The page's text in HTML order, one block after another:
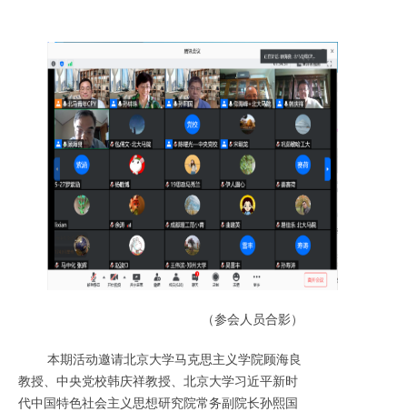
（参会人员合影）
本期活动邀请北京大学马克思主义学院顾海良
教授、中央党校韩庆祥教授、北京大学习近平新时
代中国特色社会主义思想研究院常务副院长孙熙国